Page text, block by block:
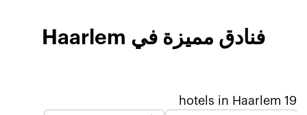
فنادق مميزة في Haarlem
19
Haarlem